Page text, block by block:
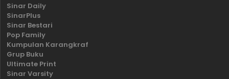
Sinar Daily
SinarPlus
Sinar Bestari
Pop Family
Kumpulan Karangkraf
Grup Buku
Ultimate Print
Sinar Varsity